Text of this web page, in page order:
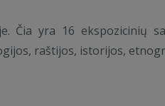
Čia yra 16 ekspozicinių
raštijos, istorijos,